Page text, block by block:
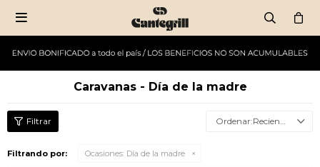

Caravanas - Día de la madre
Recientes
Filtrando por: Ocasiones: Día de la madre